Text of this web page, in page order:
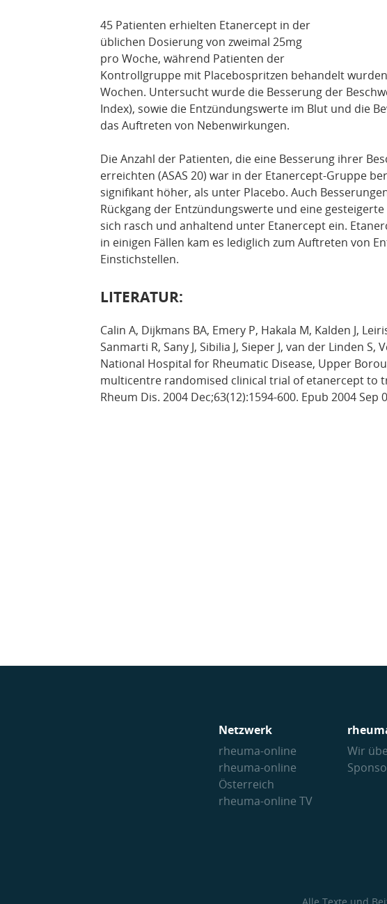
45 Patienten erhielten Etanercept in der
üblichen Dosierung von zweimal 25mg
pro Woche, während Patienten der
Kontrollgruppe mit Placebospritzen behandelt
Wochen. Untersucht wurde die Besserung der
Index), sowie die Entzündungswerte im Blut und die
das Auftreten von Nebenwirkungen.
Die Anzahl der Patienten, die eine Besserung ihrer
erreichten (ASAS 20) war in der Etanercept-Gruppe
signifikant höher, als unter Placebo. Auch
Rückgang der Entzündungswerte und eine
sich rasch und anhaltend unter Etanercept ein.
in einigen Fällen kam es lediglich zum Auftreten von
Einstichstellen.
LITERATUR:
Calin A, Dijkmans BA, Emery P, Hakala M, Kalden J,
Sanmarti R, Sany J, Sibilia J, Sieper J, van der Linden S,
National Hospital for Rheumatic Disease, Upper
multicentre randomised clinical trial of etanercept to
Rheum Dis. 2004 Dec;63(12):1594-600. Epub 2004 Sep
Netzwerk
rheuma-online
rheuma-online
Österreich
rheuma-online TV
Wir